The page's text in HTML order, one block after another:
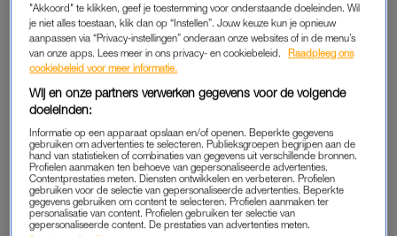
COMFORT ÉN KLEUR
Nu is eenslipdressniet voor iedereen weggelegd. Ga in dat
geval voor een comfortabelere outfit die nét zo stijlvol is. Deze
paarse pantalonis een absolute winnaar en al helemaal in
combinatie met dezefeestelijke top.
"Akkoord" te klikken, geef je toestemming voor onderstaande doeleinden. Wil
je niet alles toestaan, klik dan op “Instellen”. Jouw keuze kun je opnieuw
aanpassen via “Privacy-instellingen” onderaan onze websites of in de menu’s
van onze apps. Lees meer in ons privacy- en cookiebeleid.
Raadpleeg ons
cookiebeleid voor meer informatie.
Wij en onze partners verwerken gegevens voor de volgende
doeleinden:
Informatie op een apparaat opslaan en/of openen. Beperkte gegevens
gebruiken om advertenties te selecteren. Publieksgroepen begrijpen aan de
hand van statistieken of combinaties van gegevens uit verschillende bronnen.
Profielen aanmaken ten behoeve van gepersonaliseerde advertenties.
Contentprestaties meten. Diensten ontwikkelen en verbeteren. Profielen
gebruiken voor de selectie van gepersonaliseerde advertenties. Beperkte
gegevens gebruiken om content te selecteren. Profielen aanmaken ter
personalisatie van content. Profielen gebruiken ter selectie van
gepersonaliseerde content. De prestaties van advertenties meten.